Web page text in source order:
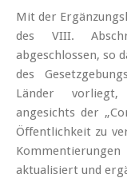
Mit der
des VIII.
abgeschlossen, so
des
Länder
angesichts der
Öffentlichkeit zu
aktualisiert und